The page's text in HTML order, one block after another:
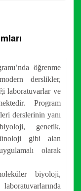
öğrenme
derslikler,
laboratuvarlar ve
Program
derslerinin yanı
genetik,
gibi alan
olarak
biyoloji,